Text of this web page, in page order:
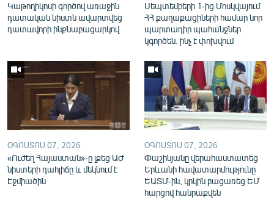
«Ազատության» բոլոր կայքերը
Կաթողիկոսի գործով առաջին
դատական նիստն ավարտվեց
դատավորի ինքնաբացարկով
Սեպտեմբերի 1-ից Մոսկվայում
ՀՀ քաղաքացիների համար նոր
պարտադիր պահանջներ
կգործեն. ինչ է փոխվում
ՕԳՈՍՏՈՍ 07, 2026
«Ուժեղ Հայաստան»-ը լքեց ԱԺ
նիստերի դահլիճը և մեկնում է
Էջմիածին
ՕԳՈՍՏՈՍ 07, 2026
Փաշինյանը վերահաստատեց
Երևանի հավատարմությունը
ԵԱՏՄ-ին, կրկին բացառեց ԵՄ
հարցով հանրաքվեն